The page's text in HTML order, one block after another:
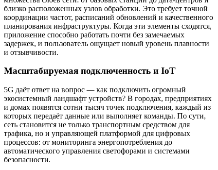
близко расположенных узлов обработки. Это требует точной
координации частот, расписаний обновлений и качественного
планирования инфраструктуры. Когда эти элементы сходятся,
приложение способно работать почти без замечаемых
задержек, и пользователь ощущает новый уровень плавности
и отзывчивости.
Масштабируемая подключенность и IoT
5G даёт ответ на вопрос — как подключить огромный
экосистемный ландшафт устройств? В городах, предприятиях
и домах появятся сотни тысяч точек подключения, каждый из
которых передаёт данные или выполняет команды. По сути,
сеть становится не только транспортным средством для
трафика, но и управляющей платформой для цифровых
процессов: от мониторинга энергопотребления до
автоматического управления светофорами и системами
безопасности.